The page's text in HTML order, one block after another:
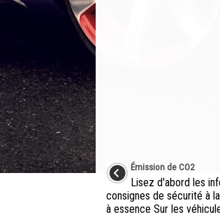
Émission de CO2
Lisez d'abord les
consignes de sécurité à
à essence Sur les